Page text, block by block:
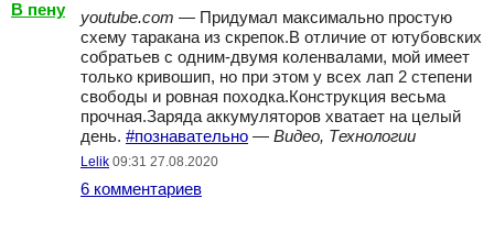
В пену
youtube.com — Придумал максимально простую
схему таракана из скрепок.В отличие от ютубовских
собратьев с одним-двумя коленвалами, мой имеет
только кривошип, но при этом у всех лап 2 степени
свободы и ровная походка.Конструкция весьма
прочная.Заряда аккумуляторов хватает на целый
день. #познавательно — Видео, Технологии
Lelik 09:31 27.08.2020
6 комментариев